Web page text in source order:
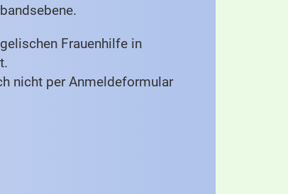
Frauenhilfe in
nicht per Anmeldeformular